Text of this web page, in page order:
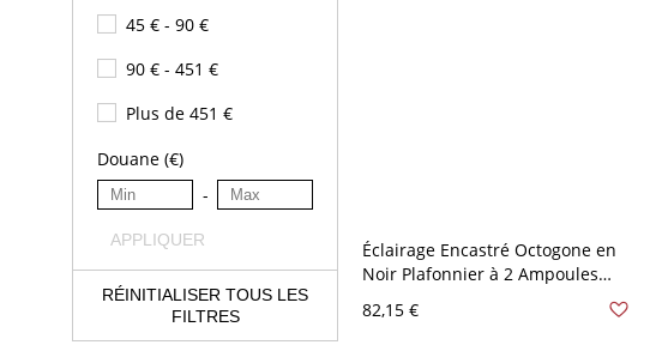
45 € - 90 €
90 € - 451 €
Plus de 451 €
Douane (€)
-
APPLIQUER
RÉINITIALISER TOUS LES
FILTRES
Éclairage Encastré Octogone en
Noir Plafonnier à 2 Ampoules
Dôme en Verre Nervuré - Noir
82,15 €